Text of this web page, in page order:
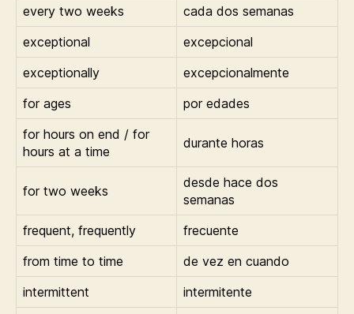
every two weeks
cada dos semanas
exceptional
excepcional
exceptionally
excepcionalmente
for ages
por edades
for hours on end / for
hours at a time
durante horas
for two weeks
desde hace dos
semanas
frequent, frequently
frecuente
from time to time
de vez en cuando
intermittent
intermitente